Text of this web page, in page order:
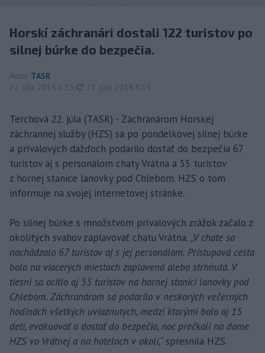
Horskí záchranári dostali 122 turistov po
silnej búrke do bezpečia.
Autor TASR
22. júla 2014 6:15
aktualizované
22. júla 2014 8:15
Terchová 22. júla (TASR) - Záchranárom Horskej
záchrannej služby (HZS) sa po pondelkovej silnej búrke
a prívalových dažďoch podarilo dostať do bezpečia 67
turistov aj s personálom chaty Vrátna a 55 turistov
z hornej stanice lanovky pod Chlebom. HZS o tom
informuje na svojej internetovej stránke.
Po silnej búrke s množstvom prívalových zrážok začalo z
okolitých svahov zaplavovať chatu Vrátna. „V chate sa
nachádzalo 67 turistov aj s jej personálom. Prístupová cesta
bola na viacerých miestach zaplavená alebo strhnutá. V
tiesni sa ocitlo aj 55 turistov na hornej stanici lanovky pod
Chlebom. Záchranárom sa podarilo v neskorých večerných
hodinách všetkých uviaznutých, medzi ktorými bolo aj 15
detí, evakuovať a dostať do bezpečia, noc prečkali na dome
HZS vo Vrátnej a na hoteloch v okolí,“ spresnila HZS.